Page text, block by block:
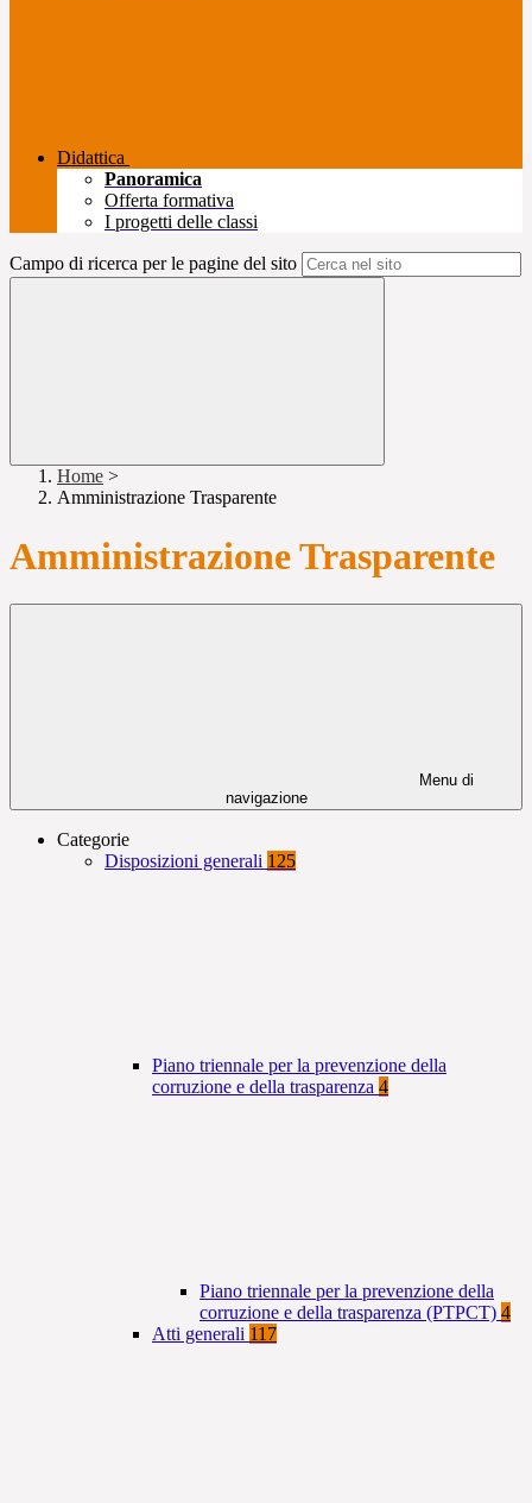
Didattica
Panoramica
Offerta formativa
I progetti delle classi
Campo di ricerca per le pagine del sito
Home >
Amministrazione Trasparente
Amministrazione Trasparente
Menu di
navigazione
Categorie
Disposizioni generali 125
Piano triennale per la prevenzione della
corruzione e della trasparenza 4
Piano triennale per la prevenzione della
corruzione e della trasparenza (PTPCT) 4
Atti generali 117